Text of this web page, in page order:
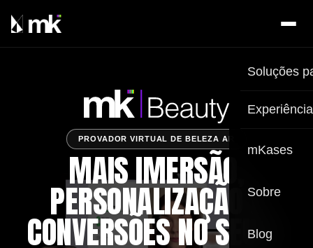
Soluções
mKases
Sobre
Blog
PROVADOR VIRTUAL DE BELEZA AR
MAIS IMERSÃO,
PERSONALIZAÇÃO E
CONVERSÕES NO SEU E-